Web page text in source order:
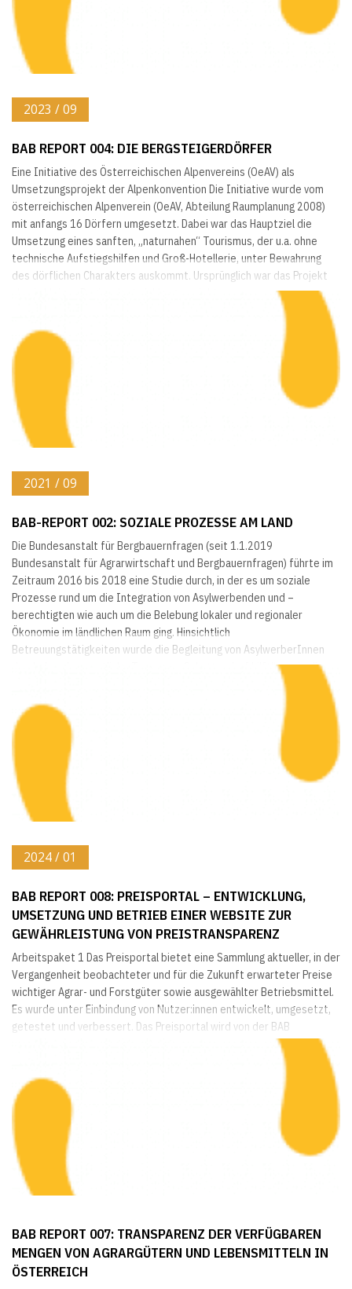
2023 / 09
BAB REPORT 004: DIE BERGSTEIGERDÖRFER
Eine Initiative des Österreichischen Alpenvereins (OeAV) als
Umsetzungsprojekt der Alpenkonvention Die Initiative wurde vom
österreichischen Alpenverein (OeAV, Abteilung Raumplanung 2008)
mit anfangs 16 Dörfern umgesetzt. Dabei war das Hauptziel die
Umsetzung eines sanften, „naturnahen“ Tourismus, der u.a. ohne
technische Aufstiegshilfen und Groß-Hotellerie, unter Bewahrung
des dörflichen Charakters auskommt. Ursprünglich war das Projekt
2021 / 09
BAB-REPORT 002: SOZIALE PROZESSE AM LAND
Die Bundesanstalt für Bergbauernfragen (seit 1.1.2019
Bundesanstalt für Agrarwirtschaft und Bergbauernfragen) führte im
Zeitraum 2016 bis 2018 eine Studie durch, in der es um soziale
Prozesse rund um die Integration von Asylwerbenden und –
berechtigten wie auch um die Belebung lokaler und regionaler
Ökonomie im ländlichen Raum ging. Hinsichtlich
Betreuungstätigkeiten wurde die Begleitung von AsylwerberInnen
durch das ehrenamtliche Team von „Schattendorf hilft“ sowie die...
2024 / 01
BAB REPORT 008: PREISPORTAL – ENTWICKLUNG,
UMSETZUNG UND BETRIEB EINER WEBSITE ZUR
GEWÄHRLEISTUNG VON PREISTRANSPARENZ
Arbeitspaket 1 Das Preisportal bietet eine Sammlung aktueller, in der
Vergangenheit beobachteter und für die Zukunft erwarteter Preise
wichtiger Agrar- und Forstgüter sowie ausgewählter Betriebsmittel.
Es wurde unter Einbindung von Nutzer:innen entwickelt, umgesetzt,
getestet und verbessert. Das Preisportal wird von der BAB
bereitgestellt und gewartet sowie seitens der beteiligten
Organisationen (AMA, BAB, LK Niederösterreich, LK Österreich, LK
Steiermark, WIFO) mit Daten befüllt. Auch...
BAB REPORT 007: TRANSPARENZ DER VERFÜGBAREN
MENGEN VON AGRARGÜTERN UND LEBENSMITTELN IN
ÖSTERREICH